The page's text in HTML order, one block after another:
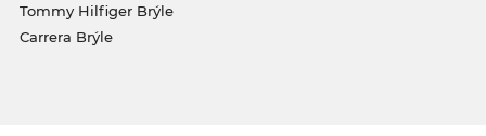
Tommy Hilfiger Brýle
Carrera Brýle